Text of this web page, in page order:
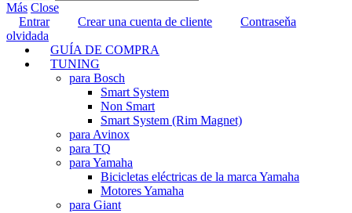
Más Close
Entrar
Crear una cuenta de cliente
Contraseňa
olvidada
GUÍA DE COMPRA
TUNING
para Bosch
Smart System
Non Smart
Smart System (Rim Magnet)
para Avinox
para TQ
para Yamaha
Bicicletas eléctricas de la marca Yamaha
Motores Yamaha
para Giant